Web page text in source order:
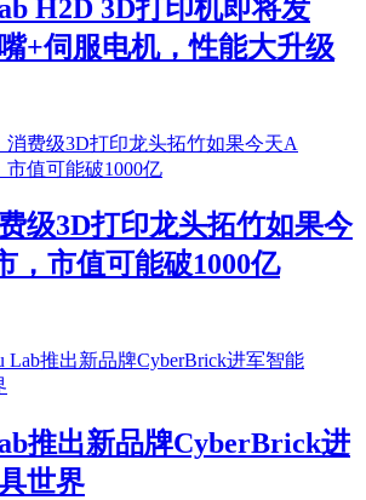
H2D 3D打印机即将发
+伺服电机，性能大升级
级3D打印龙头拓竹如果今
，市值可能破1000亿
推出新品牌CyberBrick进
世界